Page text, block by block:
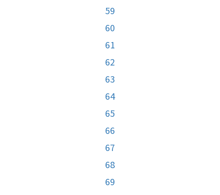
59
60
61
62
63
64
65
66
67
68
69